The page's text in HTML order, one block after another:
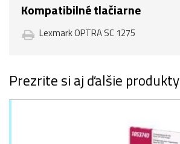
Kompatibilné tlačiarne
Lexmark OPTRA SC 1275
Prezrite si aj ďalšie produkty